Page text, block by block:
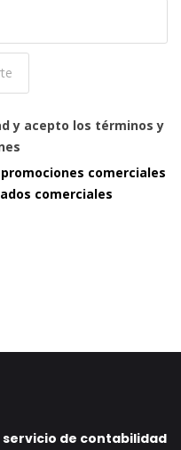
y acepto los términos y
comerciales
comerciales
servicio de contabilidad